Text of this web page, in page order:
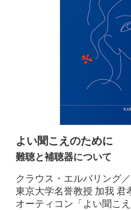
よい聞こえのために
難聴と補聴器について
クラウス・エルバリング
東京大学名誉教授 加我 君
オーティコン「よい聞こ